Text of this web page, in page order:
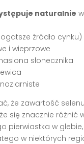
naturalnie
źródło cynku)
i wieprzowe
słonecznika
że zawartość
się znacznie różnić
pierwiastka w glebie,
w niektórych